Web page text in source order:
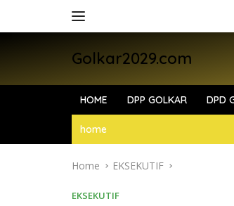
Golkar2029.com
HOME DPP GOLKAR DPD
home
Home EKSEKUTIF
EKSEKUTIF